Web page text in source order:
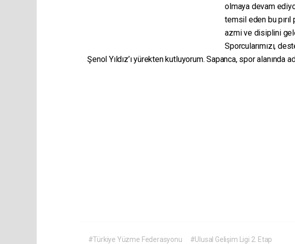
olmaya devam
temsil eden bu pırıl
azmi ve disiplini
Sporcularımızı,
Şenol Yıldız’ı yürekten kutluyorum. Sapanca, spor alanında
#Türkiye Yüzme Federasyonu #Ulusal Gelişim Ligi 2. Etap